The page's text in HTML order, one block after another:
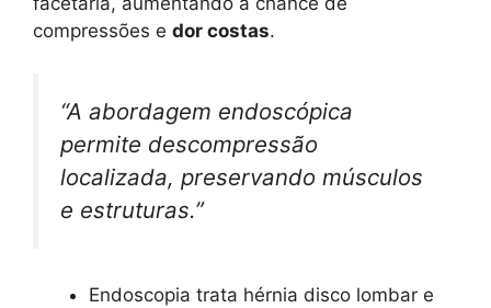
compressões e dor costas.
“A abordagem endoscópica
permite descompressão
localizada, preservando músculos
e estruturas.”
Endoscopia trata hérnia disco lombar e